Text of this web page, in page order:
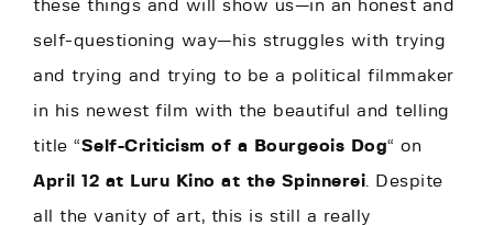
these things and will show us—in an honest and
self-questioning way—his struggles with trying
and trying and trying to be a political filmmaker
in his newest film with the beautiful and telling
title “Self-Criticism of a Bourgeois Dog“ on
April 12 at Luru Kino at the Spinnerei . Despite
all the vanity of art, this is still a really